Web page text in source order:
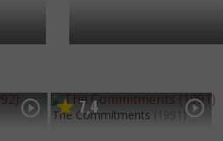
7,4
The Commitments (1991)